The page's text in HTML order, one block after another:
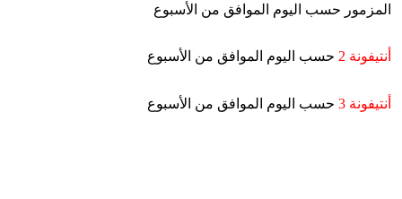
المزمور حسب اليوم الموافق من الأسبوع
أنتيفونة 2 حسب اليوم الموافق من الأسبوع
أنتيفونة 3 حسب اليوم الموافق من الأسبوع